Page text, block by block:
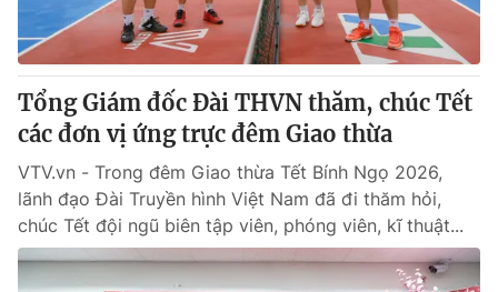
Tổng Giám đốc Đài THVN thăm, chúc Tết
các đơn vị ứng trực đêm Giao thừa
VTV.vn - Trong đêm Giao thừa Tết Bính Ngọ 2026,
lãnh đạo Đài Truyền hình Việt Nam đã đi thăm hỏi,
chúc Tết đội ngũ biên tập viên, phóng viên, kĩ thuật...